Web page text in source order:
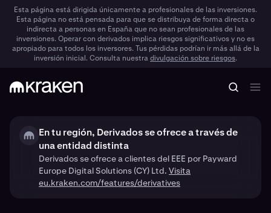
Esta página está dirigida únicamente a profesionales de las inversiones.
Esta página no está pensada para que se distribuya de forma directa o
indirecta a personas en España que no sean profesionales de las
inversiones. Operar con derivados implica riesgos significativos y no es
apropiado para todos los inversores. Tus pérdidas podrían ir más allá de la
inversión inicial. Consulta nuestradivulgación sobre riesgos.
En tu región, Derivados se ofrece a través de
una entidad distinta
Derivados se ofrece a clientes del EEE por Payward
Europe Digital Solutions (CY) Ltd. Visita
eu.kraken.com/features/derivatives